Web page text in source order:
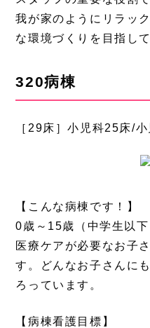
我が家のようにリラッ
な環境づくりを目指し
320病棟
［29床］小児科25床/
【こんな病棟です！】
0歳～15歳（中学生以
医療ケアが必要なお子
す。どんなお子さんに
ろっています。
【病棟看護目標】